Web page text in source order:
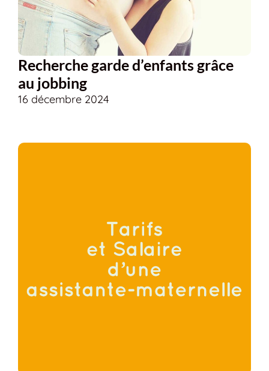
Recherche garde d’enfants grâce
au jobbing
16 décembre 2024